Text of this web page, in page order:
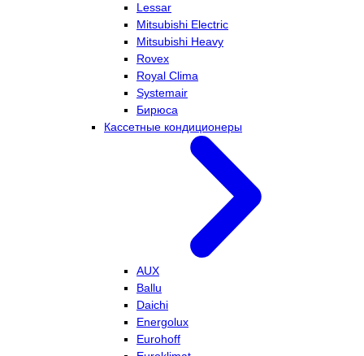
Lessar
Mitsubishi Electric
Mitsubishi Heavy
Rovex
Royal Clima
Systemair
Бирюса
Кассетные кондиционеры
AUX
Ballu
Daichi
Energolux
Eurohoff